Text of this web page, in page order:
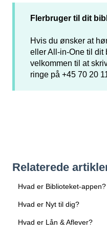
Flerbruger til dit
Hvis du ønsker at
eller All-in-One til dit
velkommen til at
ringe på +45 70 20
Relaterede
Hvad er Biblioteket-appen?
Hvad er Nyt til dig?
Hvad er Lån & Aflever?